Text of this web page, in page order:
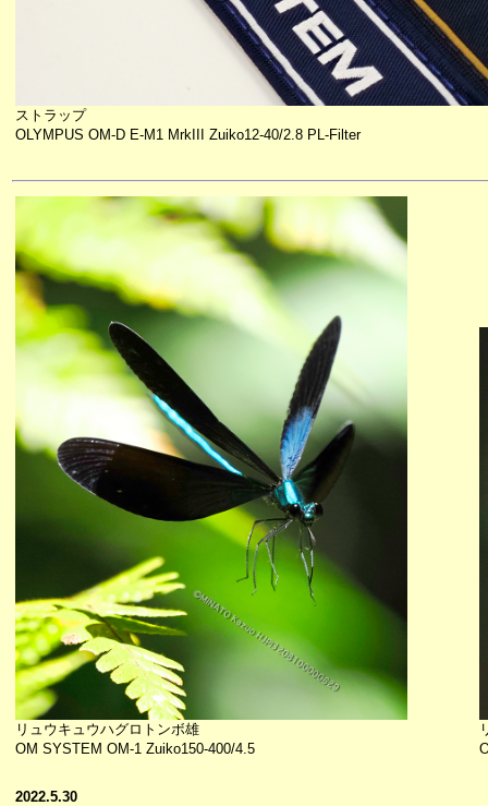
ストラップ
OLYMPUS OM-D E-M1 MrkIII Zuiko12-40/2.8 PL-Filter
リュウキュウハグロトンボ雄
OM SYSTEM OM-1 Zuiko150-400/4.5
2022.5.30